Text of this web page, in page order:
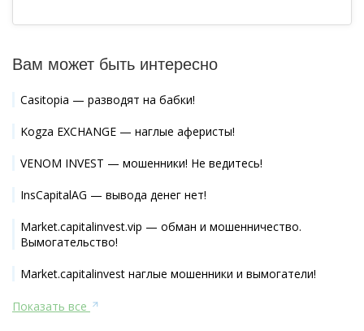
Вам может быть интересно
Casitopia — разводят на бабки!
Kogza EXCHANGE — наглые аферисты!
VENOM INVEST — мошенники! Не ведитесь!
InsCapitalAG — вывода денег нет!
Market.capitalinvest.vip — обман и мошенничество.
Вымогательство!
Market.capitalinvest наглые мошенники и вымогатели!
Показать все